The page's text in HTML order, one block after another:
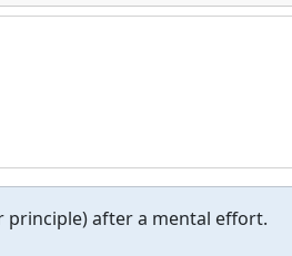
principle) after a mental effort.